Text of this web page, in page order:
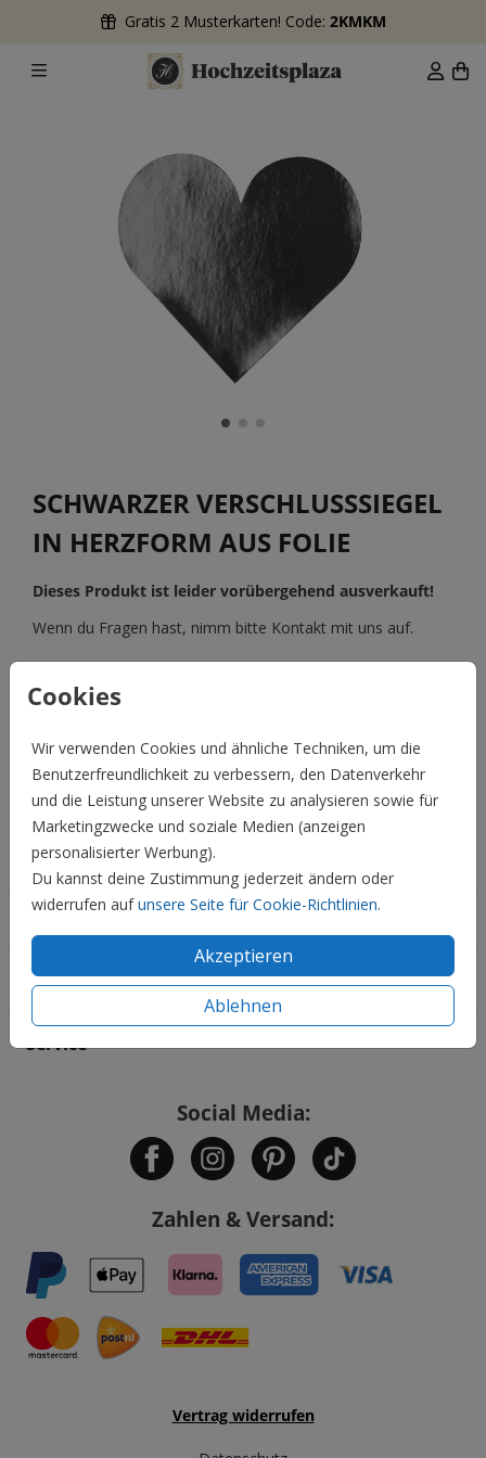
Gratis 2 Musterkarten! Code: 2KMKM
Cookies
Wir verwenden Cookies und ähnliche Techniken, um die
Benutzerfreundlichkeit zu verbessern, den Datenverkehr
und die Leistung unserer Website zu analysieren sowie für
Marketingzwecke und soziale Medien (anzeigen
personalisierter Werbung).
Du kannst deine Zustimmung jederzeit ändern oder
widerrufen aufunsere Seite für Cookie-Richtlinien.
Akzeptieren
Ablehnen
SCHWARZER VERSCHLUSSSIEGEL
IN HERZFORM AUS FOLIE
Dieses Produkt ist leider vorübergehend ausverkauft!
Wenn du Fragen hast, nimm bitte Kontakt mit uns auf.
BESCHREIBUNG
Veredelt Eure Briefe oder Karten mit diesen eleganten,
schwarzen Verschlusssiegeln. Sie sind aus schwarzer Folie
in Herzform gestanzt.
Preis:6,50 €
Hochzeit
Informationen
Service
Social Media:
Zahlen & Versand:
Vertrag widerrufen